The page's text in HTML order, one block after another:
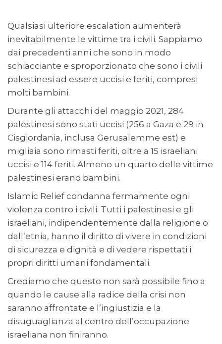
Qualsiasi ulteriore escalation aumenterà
inevitabilmente le vittime tra i civili. Sappiamo
dai precedenti anni che sono in modo
schiacciante e sproporzionato che sono i civili
palestinesi ad essere uccisi e feriti, compresi
molti bambini.
Durante gli attacchi del maggio 2021, 284
palestinesi sono stati uccisi (256 a Gaza e 29 in
Cisgiordania, inclusa Gerusalemme est) e
migliaia sono rimasti feriti, oltre a 15 israeliani
uccisi e 114 feriti. Almeno un quarto delle vittime
palestinesi erano bambini.
Islamic Relief condanna fermamente ogni
violenza contro i civili. Tutti i palestinesi e gli
israeliani, indipendentemente dalla religione o
dall’etnia, hanno il diritto di vivere in condizioni
di sicurezza e dignità e di vedere rispettati i
propri diritti umani fondamentali.
Crediamo che questo non sarà possibile fino a
quando le cause alla radice della crisi non
saranno affrontate e l’ingiustizia e la
disuguaglianza al centro dell’occupazione
israeliana non finiranno.